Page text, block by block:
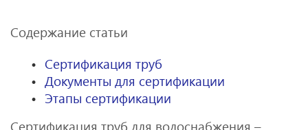
Содержание статьи
Сертификация труб
Документы для сертификации
Этапы сертификации
Сертификация труб для водоснабжения –